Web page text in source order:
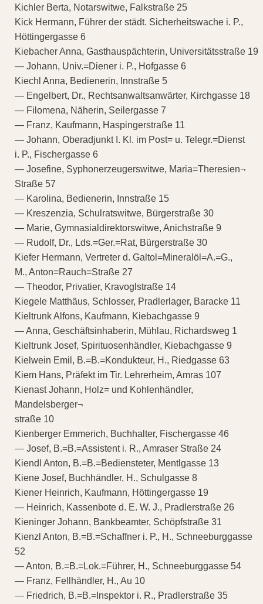
Kichler Berta, Notarswitwe, Falkstraße 25
Kick Hermann, Führer der städt. Sicherheitswache i. P.,
Höttingergasse 6
Kiebacher Anna, Gasthauspächterin, Universitätsstraße 19
— Johann, Univ.=Diener i. P., Hofgasse 6
Kiechl Anna, Bedienerin, Innstraße 5
— Engelbert, Dr., Rechtsanwaltsanwärter, Kirchgasse 18
— Filomena, Näherin, Seilergasse 7
— Franz, Kaufmann, Haspingerstraße 11
— Johann, Oberadjunkt I. Kl. im Post= u. Telegr.=Dienst
i. P., Fischergasse 6
— Josefine, Syphonerzeugerswitwe, Maria=Theresien¬
Straße 57
— Karolina, Bedienerin, Innstraße 15
— Kreszenzia, Schulratswitwe, Bürgerstraße 30
— Marie, Gymnasialdirektorswitwe, Anichstraße 9
— Rudolf, Dr., Lds.=Ger.=Rat, Bürgerstraße 30
Kiefer Hermann, Vertreter d. Galtol=Mineralöl=A.=G.,
M., Anton=Rauch=Straße 27
— Theodor, Privatier, Kravoglstraße 14
Kiegele Matthäus, Schlosser, Pradlerlager, Baracke 11
Kieltrunk Alfons, Kaufmann, Kiebachgasse 9
— Anna, Geschäftsinhaberin, Mühlau, Richardsweg 1
Kieltrunk Josef, Spirituosenhändler, Kiebachgasse 9
Kielwein Emil, B.=B.=Kondukteur, H., Riedgasse 63
Kiem Hans, Präfekt im Tir. Lehrerheim, Amras 107
Kienast Johann, Holz= und Kohlenhändler,
Mandelsberger¬
straße 10
Kienberger Emmerich, Buchhalter, Fischergasse 46
— Josef, B.=B.=Assistent i. R., Amraser Straße 24
Kiendl Anton, B.=B.=Bediensteter, Mentlgasse 13
Kiene Josef, Buchhändler, H., Schulgasse 8
Kiener Heinrich, Kaufmann, Höttingergasse 19
— Heinrich, Kassenbote d. E. W. J., Pradlerstraße 26
Kieninger Johann, Bankbeamter, Schöpfstraße 31
Kienzl Anton, B.=B.=Schaffner i. P., H., Schneeburggasse
52
— Anton, B.=B.=Lok.=Führer, H., Schneeburggasse 54
— Franz, Fellhändler, H., Au 10
— Friedrich, B.=B.=Inspektor i. R., Pradlerstraße 35